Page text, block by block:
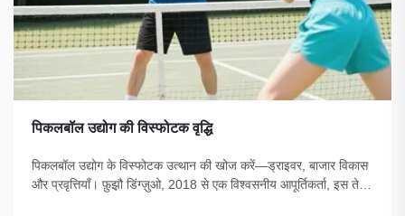
पिकलबॉल उद्योग की विस्फोटक वृद्धि
पिकलबॉल उद्योग के विस्फोटक उत्थान की खोज करें—ड्राइवर, बाजार विकास
और प्रवृत्तियाँ। फ़ुझ़ौ डिंग्ज़ुओ, 2018 से एक विश्वसनीय आपूर्तिकर्ता, इस तेजी